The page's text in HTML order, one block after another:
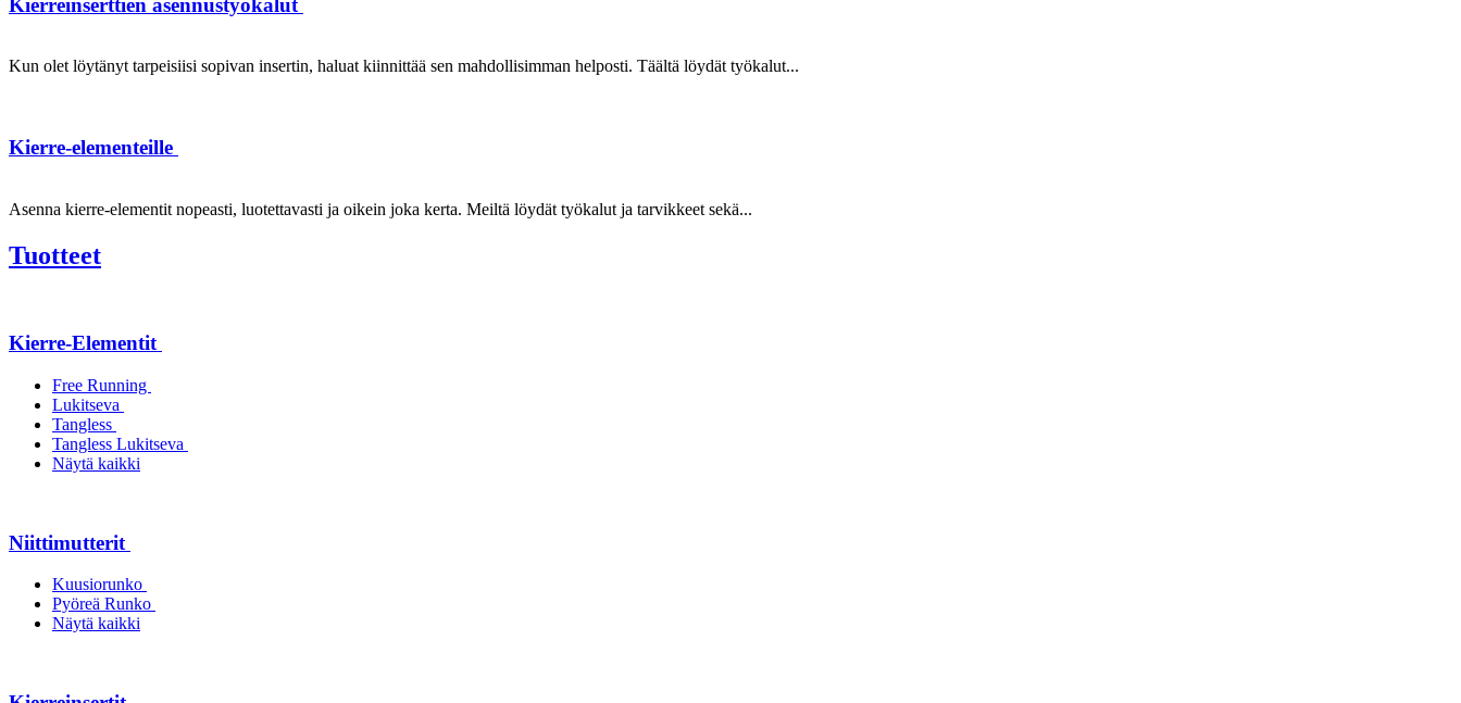
Kun olet löytänyt tarpeisiisi sopivan insertin, haluat kiinnittää sen mahdollisimman helposti. Täältä löydät työkalut...
Kierre-elementeille
Asenna kierre-elementit nopeasti, luotettavasti ja oikein joka kerta. Meiltä löydät työkalut ja tarvikkeet sekä...
Tuotteet
Kierre-Elementit
Free Running
Lukitseva
Tangless
Tangless Lukitseva
Näytä kaikki
Niittimutterit
Kuusiorunko
Pyöreä Runko
Näytä kaikki